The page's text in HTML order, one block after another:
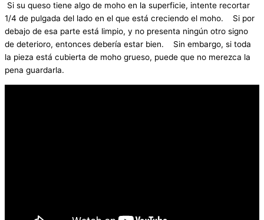
Si su queso tiene algo de moho en la superficie, intente recortar
1/4 de pulgada del lado en el que está creciendo el moho. Si por
debajo de esa parte está limpio, y no presenta ningún otro signo
de deterioro, entonces debería estar bien. Sin embargo, si toda
la pieza está cubierta de moho grueso, puede que no merezca la
pena guardarla.